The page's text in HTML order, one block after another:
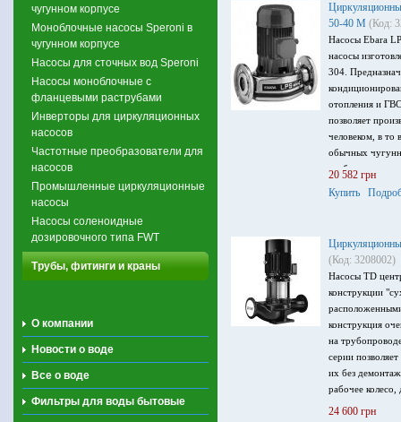
чугунном корпусе
Моноблочные насосы Speroni в
чугунном корпусе
Насосы для сточных вод Speroni
Насосы моноблочные с
фланцевыми раструбами
Инверторы для циркуляционных
насосов
Частотные преобразователи для
насосов
Промышленные циркуляционные
насосы
Насосы соленоидные
дозировочного типа FWT
Трубы, фитинги и краны
О компании
Новости о воде
Все о воде
Фильтры для воды бытовые
50-40 M (Код:
Насосы Ebara
насосы
304.
отопления и
позволяет
человеком, в то
обычных
требуется
оборудование.
20 582 грн
Купить
(Код: 3208002)
Насосы TD
конструкции
конструкция
на
серии
их без
рабочее колесо,
24 600 грн